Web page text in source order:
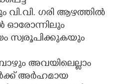
ഗരി ആഴത്തിൽ
ഓരോന്നിലും
സ്വരൂപിക്കുകയും
അവയിലെല്ലാം
അർഹമായ